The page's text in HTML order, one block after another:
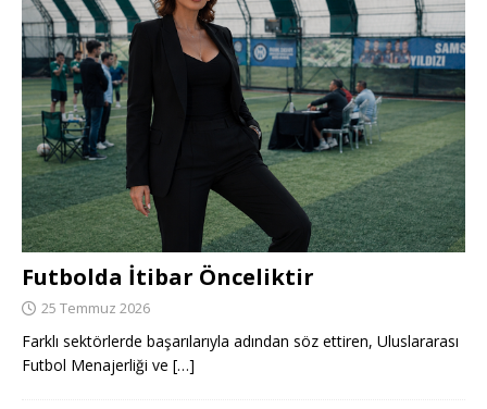
Futbolda İtibar Önceliktir
25 Temmuz 2026
Farklı sektörlerde başarılarıyla adından söz ettiren, Uluslararası
Futbol Menajerliği ve […]